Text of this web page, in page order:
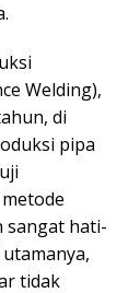
Welding),
di
pipa
sangat hati-
tidak